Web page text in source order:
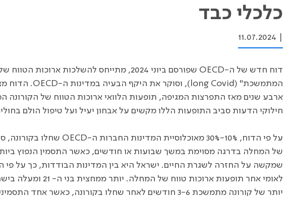
כלכלי כבד
11.07.2024
דוח חדש של ה-OECD
שפורסם ביוני 2024, מתייחס להשלכות ארוכות
המתמשכת" (long Covid), וסוקר את היקף הבעיה במדינות ה-OECD. הדוח
ארבע שנים מאז התפרצות המגיפה, תופעות הלוואי ארוכות הטווח של הקורונה
חילוקי הדעות סביב התופעות הללו מקשים על אבחון יעיל ועל טיפול הולם
על פי הדוח, 10%-30% מאוכלוסיית המדינות החברות ה- OECD שחלו בקורונה,
של המחלה בדרגה מסוימת במשך שבועות או חודשים, כאשר התסמין הנפוץ
שמקשה על החזרה לשגרת החיים. ישראל היא בין המדינות הבודדות, כך על
לאומי אחר תופעות ארוכות
יותר של קורונה מתמשכת 3-6 חודשים לאחר שחלו בקורונה, כאשר